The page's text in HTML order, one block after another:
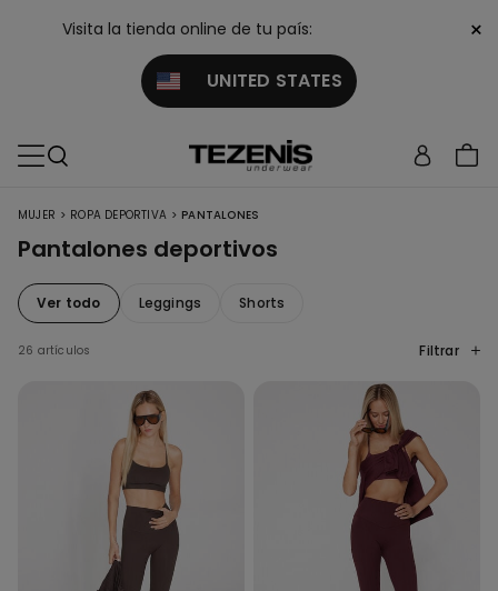
Visita la tienda online de tu país:
UNITED STATES
×
MUJER > ROPA DEPORTIVA > PANTALONES
Pantalones deportivos
Ver todo Leggings Shorts
26 artículos Filtrar